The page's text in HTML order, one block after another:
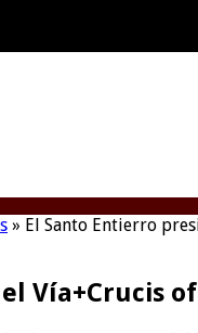
» El Santo Entierro
Vía+Crucis